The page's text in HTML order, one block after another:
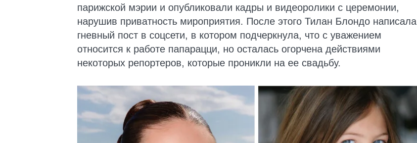
парижской мэрии и опубликовали кадры и видеоролики с церемонии,
нарушив приватность мироприятия. После этого Тилан Блондо написала
гневный пост в соцсети, в котором подчеркнула, что с уважением
относится к работе папарацци, но осталась огорчена действиями
некоторых репортеров, которые проникли на ее свадьбу.